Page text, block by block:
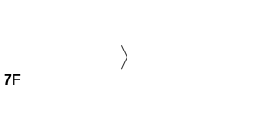
7F